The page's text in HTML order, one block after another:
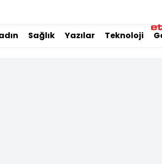
Sağlık Yazılar Teknoloji